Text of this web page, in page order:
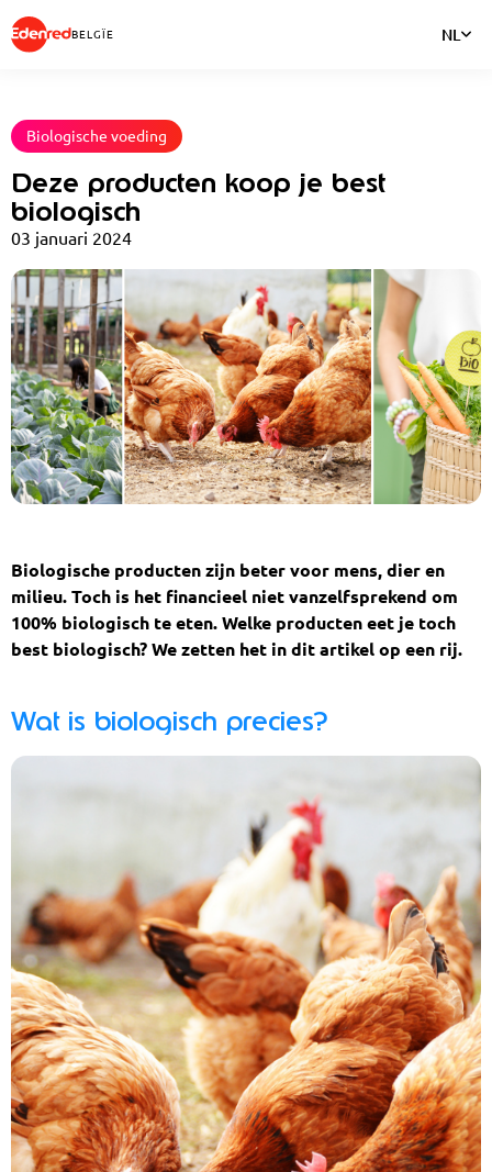
BELGÏE NL
Biologische voeding
Deze producten koop je best
biologisch
03 januari 2024
Biologische producten zijn beter voor mens, dier en
milieu. Toch is het financieel niet vanzelfsprekend om
100% biologisch te eten. Welke producten eet je toch
best biologisch? We zetten het in dit artikel op een rij.
Wat is biologisch precies?